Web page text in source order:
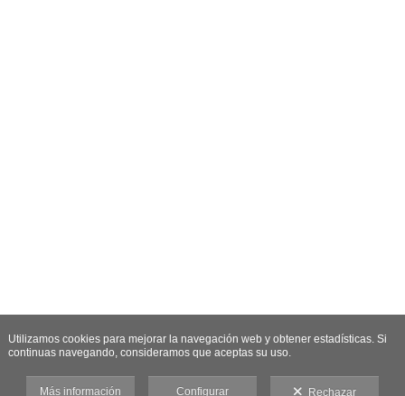
Utilizamos cookies para mejorar la navegación web y obtener estadísticas. Si
continuas navegando, consideramos que aceptas su uso.
Más información Configurar Rechazar